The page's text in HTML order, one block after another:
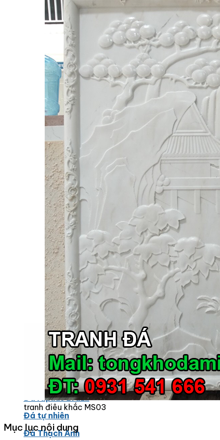
Đá Ốp Bếp
Đá Ốp Bếp Tự Nhiên
Tranh Đá Marble Đối Xứng
Tranh Đá Thạch Anh Đối Xứng
Tranh Đá Sơn Thủy Xuyên Sáng
Tranh Đá Granite Đối Xứng
Tranh Đá Xuyên Sáng Onyx
Đá Nội Thất
Chậu Lavabo Đá
Mặt Bàn Lavabo Đá
Đá Bàn Bếp Cao Cấp
Đá Ốp Bếp Tự Nhiên
Các Loại Đá Khác
Kính Màu Ốp Bếp
Mặt Hàng nhập khẩu Container
Vách Tivi ỐP Đá Cao Cấp
Đá Mosaic
Đá Limestone
Đá Onyx
Hoa Văn Đá
Đá Ốp Mặt Tiền
Đá Quartz Alpilus
Đá Alpilus Brazil
Đá tự nhiên
Đá Thạch Anh
tranh điêu khắc MS03
Mục lục nội dung